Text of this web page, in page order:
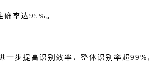
率达99%。
一步提高识别效率，整体识别率超99%